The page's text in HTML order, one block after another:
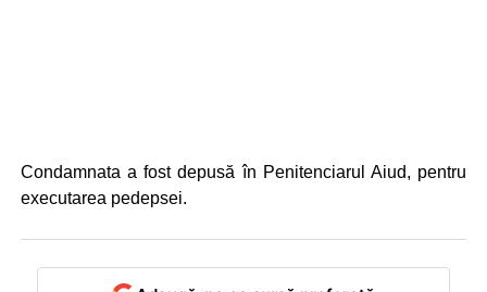
Condamnata a fost depusă în Penitenciarul Aiud, pentru
executarea pedepsei.